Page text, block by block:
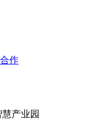
作
产业园